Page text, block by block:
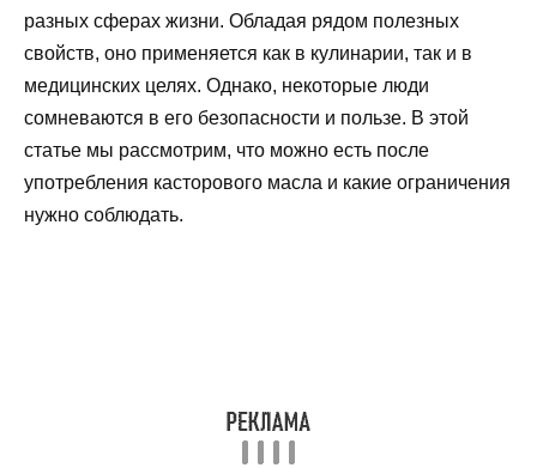
разных сферах жизни. Обладая рядом полезных
свойств, оно применяется как в кулинарии, так и в
медицинских целях. Однако, некоторые люди
сомневаются в его безопасности и пользе. В этой
статье мы рассмотрим, что можно есть после
употребления касторового масла и какие ограничения
нужно соблюдать.